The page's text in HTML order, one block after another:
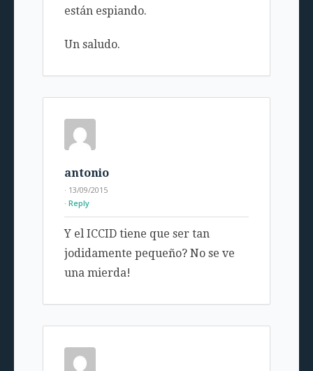
están espiando.
Un saludo.
antonio
· 13/09/2015
Reply
Y el ICCID tiene que ser tan
jodidamente pequeño? No se ve
una mierda!